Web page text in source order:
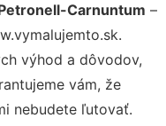
Carnuntum –
výhod a dôvodov,
vám, že
nebudete ľutovať.